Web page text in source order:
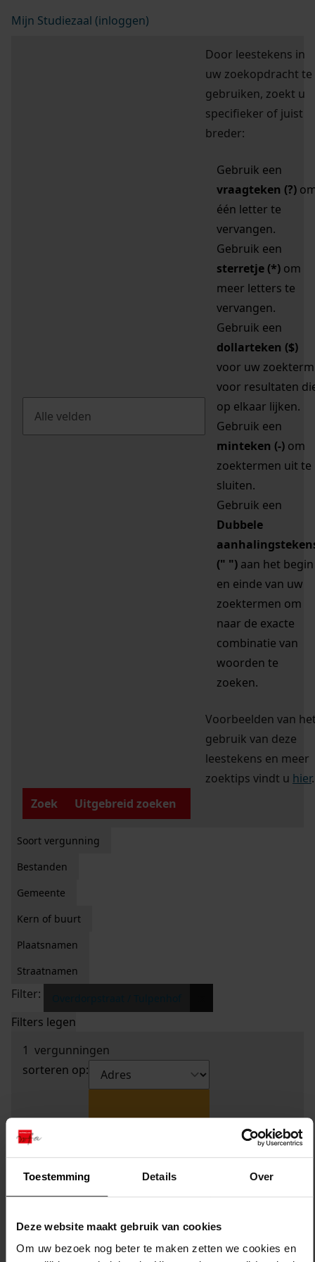
Toestemming Details Over
Deze website maakt gebruik van cookies
Om uw bezoek nog beter te maken zetten we cookies en
Mijn Studiezaal (inloggen)
Door leestekens in
uw zoekopdracht te
gebruiken, zoekt u
specifieker of juist
breder:
Gebruik een
vraagteken (?)
één letter te
vervangen.
Gebruik een
sterretje (*) om
meer letters te
vervangen.
Gebruik een
dollarteken ($)
voor uw zoekterm
voor resultaten
op elkaar lijken.
Gebruik een
minteken (-) om
zoektermen uit te
sluiten.
Gebruik een
Dubbele
(" ") aan het begin
en einde van uw
zoektermen om
naar de exacte
combinatie van
woorden te
zoeken.
Voorbeelden van
gebruik van deze
leestekens en meer
zoektips vindt u hier.
Zoek
Uitgebreid zoeken
Soort vergunning
Bestanden
Gemeente
Kern of buurt
Plaatsnamen
Straatnamen
Filter:
Filters legen
1 vergunningen
sorteren op: